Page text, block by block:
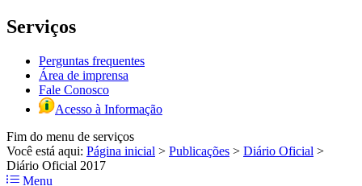
Serviços
Perguntas frequentes
Área de imprensa
Fale Conosco
Acesso à Informação
Fim do menu de serviços
Você está aqui: Página inicial > Publicações > Diário Oficial >
Diário Oficial 2017
Menu